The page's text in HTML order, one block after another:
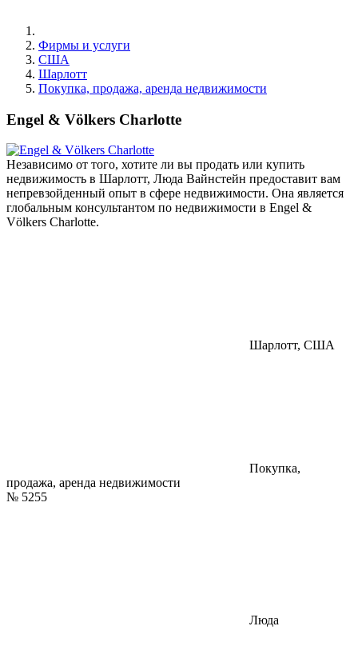
Фирмы и услуги
США
Шарлотт
Покупка, продажа, аренда недвижимости
Engel & Völkers Charlotte
Независимо от того, хотите ли вы продать или купить
недвижимость в Шарлотт, Люда Вайнстейн предоставит вам
непревзойденный опыт в сфере недвижимости. Она является
глобальным консультантом по недвижимости в Engel &
Völkers Charlotte.
Шарлотт, США
Покупка,
продажа, аренда недвижимости
№ 5255
Люда